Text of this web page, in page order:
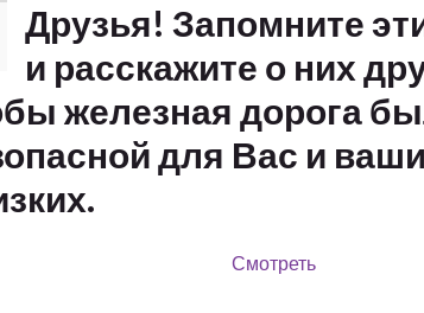
Друзья! Запомните
и расскажите о них
железная дорога
для Вас и
Смотреть